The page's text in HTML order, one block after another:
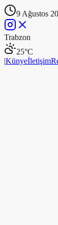
9 Ağustos
Trabzon
25°C
|Künyeİletişim